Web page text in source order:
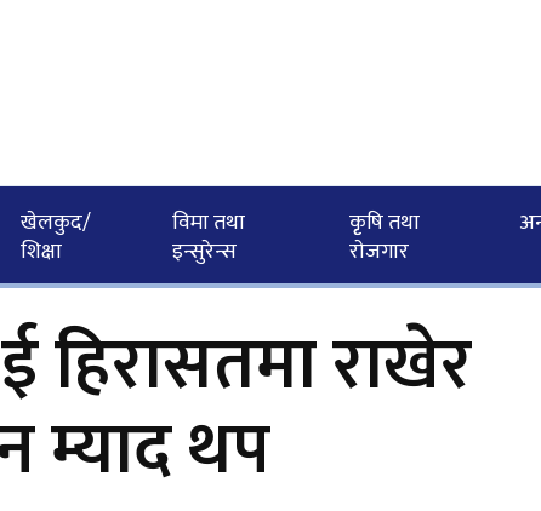
खेलकुद/
शिक्षा
विमा तथा
इन्सुरेन्स
कृृषि तथा
राेजगार
राखेर
म्याद थप